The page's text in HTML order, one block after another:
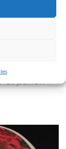
et parler. »–